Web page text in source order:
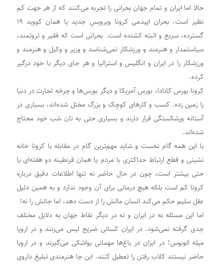
حالا اما ایران و تمام جهان بحرانی را تجربه می‌کنند که از هر جهت کم
نظیر است. بحران اپیدمی کرونا ویرویسِ جدید یا همان کووید ۱۹
گسترده، سریع و البته کشنده است. بحرانی است که فقیر و ثروتمند،
سیاستمدار و هنرمند و ورزشکار نمی‌شناسد و وزیر و وکیل و هنرمند و
ورزشکار را در ایران و انگلیس و استرالیا و هر جای دیگر با خود درگیر
کرده.
کرونا بورس کانادا، بورس آمریکا و دیگر بورس‌ها و چرخه تجارت در دنیا
را زمین زده. کسب و کارهای کوچک و بزرگ مختل شده‌اند، بسیاری در
آستانه ورشکستگی قرار دارند و بسیاری حتی به نان شب خود محتاج
شده‌اند.
با این همه گام نخست و شاید مهم‌ترین گام در مقابله با کرونا خانه
نشینی و قطع ارتباط حداکثری با مردم یا همان قرنطینه دو هفته‌ای یا
حتی بیشتر است، چون در حال حاضر نه تنها اطلاعات دقیق درباره
کرونا کم است بلکه هیچ درمانی برای آن وجود ندارد و به همین دلیل
عقل سلیم حکم می‌کند انسان مالش را از دست دهد، اما جانش را نه!
اما این مسئله نه در ایران و نه در دیگر نقاط جهان به دلایل مختلف
جدی گرفته نمی‌شود. در ایران کسانی ضریح لیس می‌زنند و در اروپا
میله اتوبوس! در ایران در باغ‌ها مهمانی یواشکی می‌گیرند و در اروپا
حاضر نیستند کلاب رفتن را تعطیل کنند. این جا هنرمندی تبلیغ داروی